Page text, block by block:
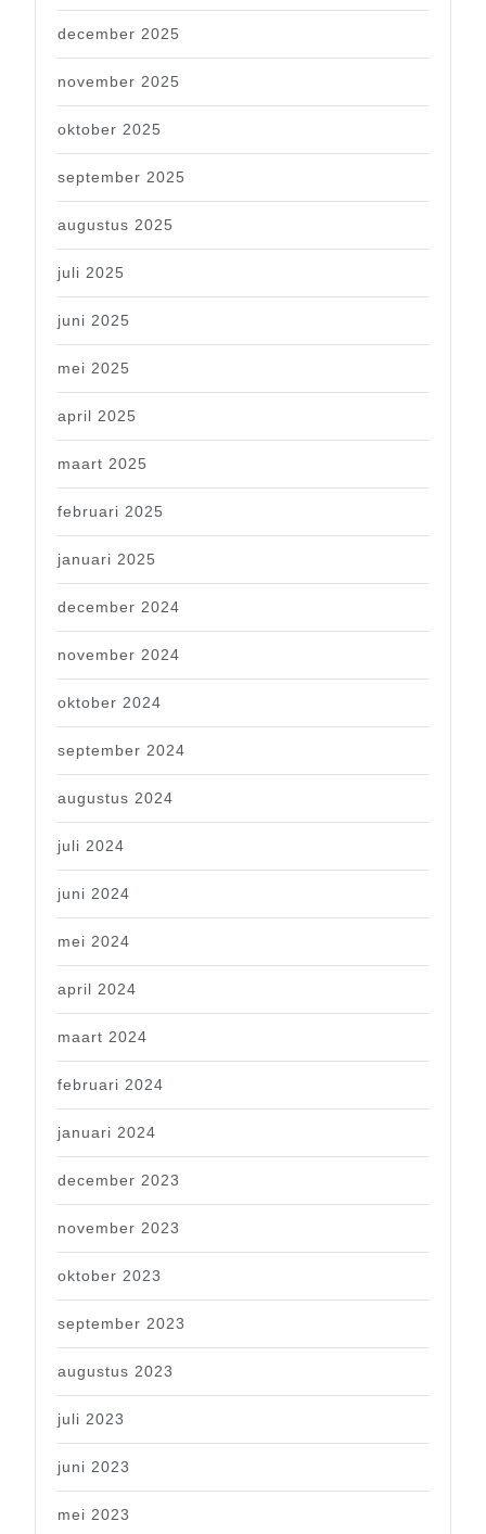
december 2025
november 2025
oktober 2025
september 2025
augustus 2025
juli 2025
juni 2025
mei 2025
april 2025
maart 2025
februari 2025
januari 2025
december 2024
november 2024
oktober 2024
september 2024
augustus 2024
juli 2024
juni 2024
mei 2024
april 2024
maart 2024
februari 2024
januari 2024
december 2023
november 2023
oktober 2023
september 2023
augustus 2023
juli 2023
juni 2023
mei 2023